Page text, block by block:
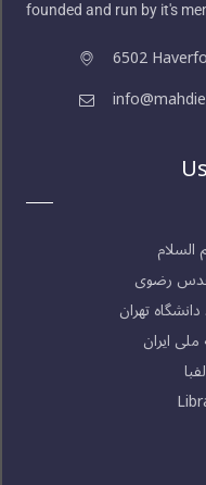
founded and run by it's
6502
قدس رضوی
تهران
ایران